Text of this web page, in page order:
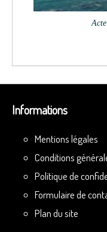
Informations
Mentions légales
Conditions
Politique de
Formulaire de
Plan du site